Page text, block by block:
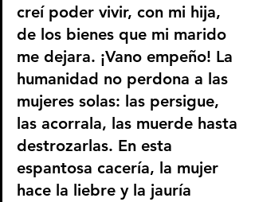
creí poder vivir, con mi hija,
de los bienes que mi marido
me dejara. ¡Vano empeño! La
humanidad no perdona a las
mujeres solas: las persigue,
las acorrala, las muerde hasta
destrozarlas. En esta
espantosa cacería, la mujer
hace la liebre y la jauría